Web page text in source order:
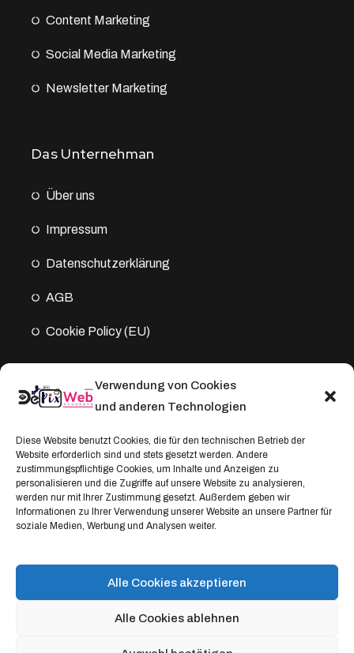
Verwendung von Cookies
und anderen Technologien
Diese Website benutzt Cookies, die für den technischen Betrieb der
Website erforderlich sind und stets gesetzt werden. Andere
zustimmungspflichtige Cookies, um Inhalte und Anzeigen zu
personalisieren und die Zugriffe auf unsere Website zu analysieren,
werden nur mit Ihrer Zustimmung gesetzt. Außerdem geben wir
Informationen zu Ihrer Verwendung unserer Website an unsere Partner für
soziale Medien, Werbung und Analysen weiter.
Alle Cookies akzeptieren
Alle Cookies ablehnen
Content Marketing
Social Media Marketing
Newsletter Marketing
Das Unternehman
Über uns
Impressum
Datenschutz­erklärung
AGB
Cookie Policy (EU)
Kontakt
Address:
Windthorststraße 20
48153 Münster, Deutschland
WhatsApp:
+4917664335685
Email
service@depixweb.de